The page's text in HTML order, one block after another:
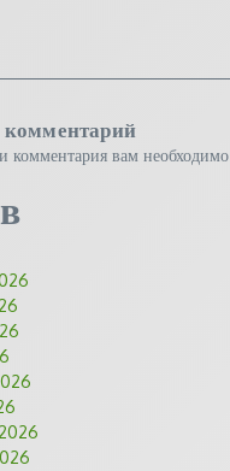
комментарий
комментария вам необходимо